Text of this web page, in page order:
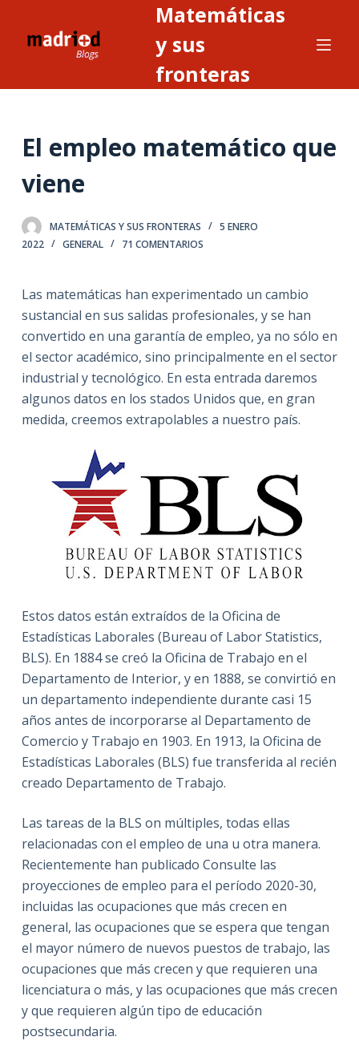
n
n
d
o
Matemáticas
y sus
fronteras
El empleo matemático que
viene
MATEMÁTICAS Y SUS FRONTERAS
5 ENERO
2022
GENERAL 71 COMENTARIOS
Las matemáticas han experimentado un cambio
sustancial en sus salidas profesionales, y se han
convertido en una garantía de empleo, ya no sólo en
el sector académico, sino principalmente en el sector
industrial y tecnológico. En esta entrada daremos
algunos datos en los stados Unidos que, en gran
medida, creemos extrapolables a nuestro país.
Estos datos están extraídos de la Oficina de
Estadísticas Laborales (Bureau of Labor Statistics,
BLS). En 1884 se creó la Oficina de Trabajo en el
Departamento de Interior, y en 1888, se convirtió en
un departamento independiente durante casi 15
años antes de incorporarse al Departamento de
Comercio y Trabajo en 1903. En 1913, la Oficina de
Estadísticas Laborales (BLS) fue transferida al recién
creado Departamento de Trabajo.
Las tareas de la BLS on múltiples, todas ellas
relacionadas con el empleo de una u otra manera.
Recientemente han publicado Consulte las
proyecciones de empleo para el período 2020-30,
incluidas las ocupaciones que más crecen en
general, las ocupaciones que se espera que tengan
el mayor número de nuevos puestos de trabajo, las
ocupaciones que más crecen y que requieren una
licenciatura o más, y las ocupaciones que más crecen
y que requieren algún tipo de educación
postsecundaria.